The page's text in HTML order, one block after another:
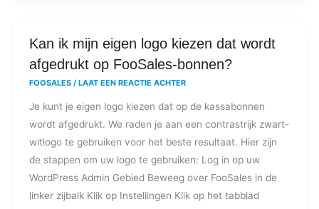
Kan ik mijn eigen logo kiezen dat wordt
afgedrukt op FooSales-bonnen?
FOOSALES / LAAT EEN REACTIE ACHTER
Je kunt je eigen logo kiezen dat op de kassabonnen
wordt afgedrukt. We raden je aan een contrastrijk zwart-
witlogo te gebruiken voor het beste resultaat. Hier zijn
de stappen om uw logo te gebruiken: Log in op uw
WordPress Admin Gebied Beweeg over FooSales in de
linker zijbalk Klik op Instellingen Klik op het tabblad
Kan
ik
logo
kiezen
dat
wordt
afgedrukt
op